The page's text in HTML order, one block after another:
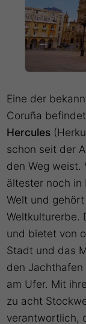
Eine der
Coruña
Hercules
schon seit der
den Weg weist.
ältester noch
Welt und
Weltkulturerbe.
und bietet von
Stadt und das
den Jachthafen
am Ufer. Mit
zu acht
verantwortlich,